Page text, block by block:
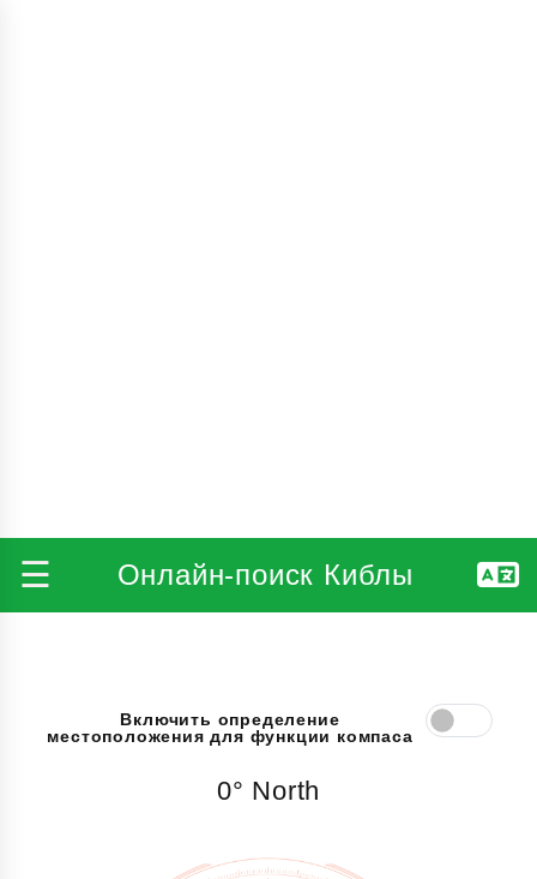
☰ Онлайн-поиск Киблы
Включить определение
местоположения для функции компаса
0° North